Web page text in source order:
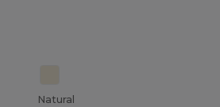
Natural